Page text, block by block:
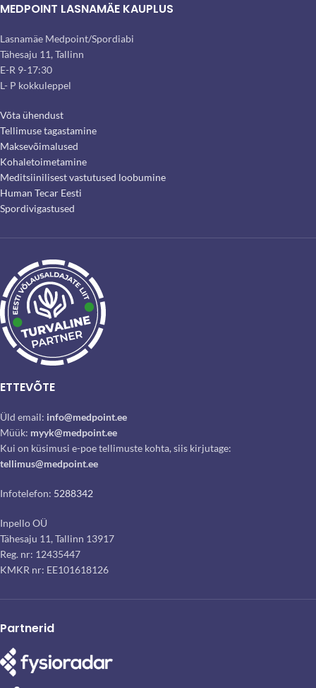
MEDPOINT LASNAMÄE KAUPLUS
Lasnamäe Medpoint/Spordiabi
Tähesaju 11, Tallinn
E-R 9-17:30
L- P kokkuleppel
Võta ühendust
Tellimuse tagastamine
Maksevõimalused
Kohaletoimetamine
Meditsiinilisest vastutused loobumine
Human Tecar Eesti
Spordivigastused
ETTEVÕTE
Üld email: info@medpoint.ee
Müük: myyk@medpoint.ee
Kui on küsimusi e-poe tellimuste kohta, siis kirjutage:
tellimus@medpoint.ee
Infotelefon: 5288342
Inpello OÜ
Tähesaju 11, Tallinn 13917
Reg. nr: 12435447
KMKR nr: EE101618126
Partnerid